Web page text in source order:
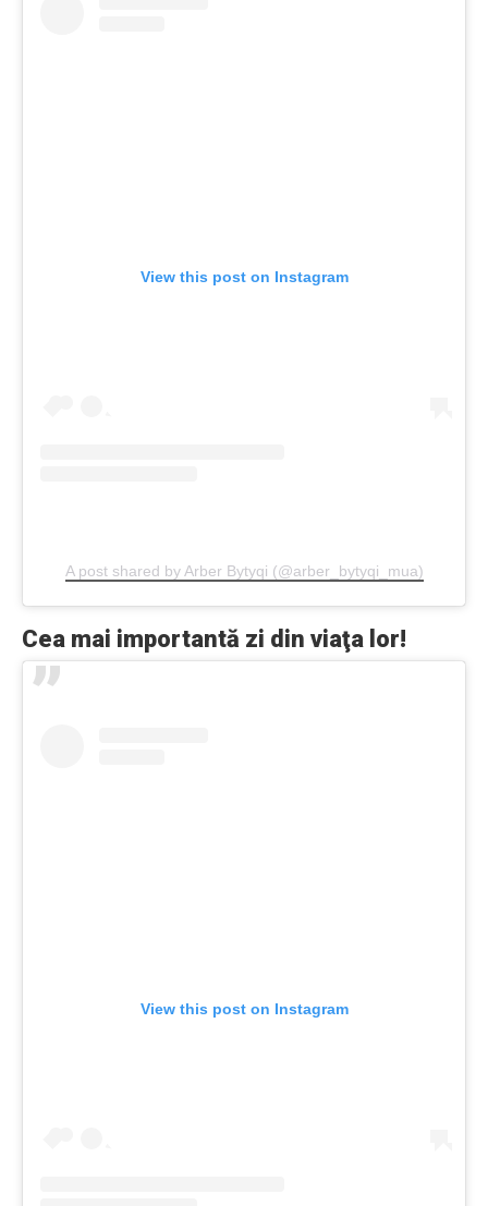
View this post on Instagram
A post shared by Arber Bytyqi (@arber_bytyqi_mua)
Cea mai importantă zi din viaţa lor!
View this post on Instagram